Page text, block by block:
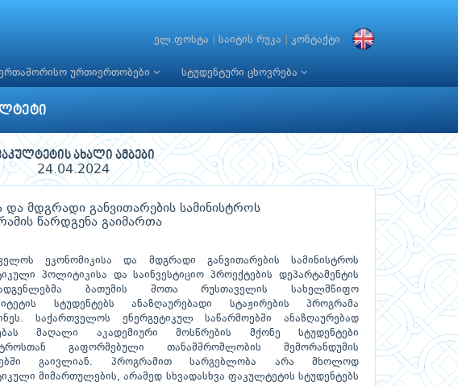
ელ.ფოსტა საიტის რუკა კონტაქტი
ურთიერთობები სტუდენტური ცხოვრება
ახალი ამბები
24.04.2024
და მდგრადი განვითარების სამინისტროს
წარდგენა გაიმართა
ეკონომიკისა და მდგრადი განვითარების სამინისტროს
პოლიტიკისა და საინვესტიციო პროექტების დეპარტამენტის
ბათუმის შოთა რუსთაველის სახელმწიფო
სტუდენტებს ანაზღაურებადი სტაჟირების პროგრამა
საქართველოს ენერგეტიკულ საწარმოებში ანაზღაურებად
მაღალი აკადემიური მოსწრების მქონე სტუდენტები
გაფორმებული თანამშრომლობის მემორანდუმის
გაივლიან. პროგრამით სარგებლობა არა მხოლოდ
მიმართულების, არამედ სხვადასხვა ფაკულტეტის სტუდენტებს